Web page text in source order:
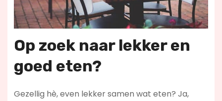
Op zoek naar lekker en
goed eten?
Gezellig hè, even lekker samen wat eten? Ja,